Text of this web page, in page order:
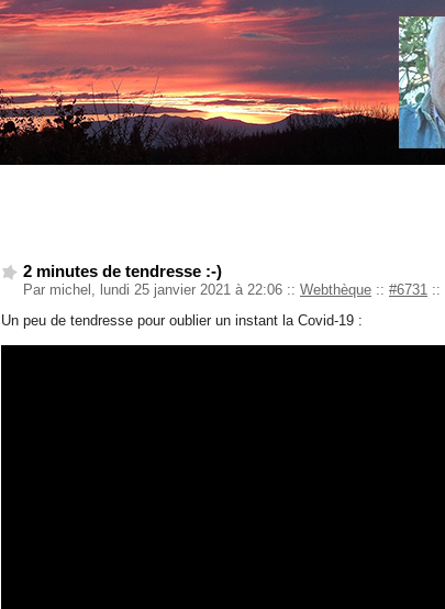
2 minutes de tendresse :-)
Par michel, lundi 25 janvier 2021 à 22:06 :: Webthèque :: #6731 ::
Un peu de tendresse pour oublier un instant la Covid-19 :